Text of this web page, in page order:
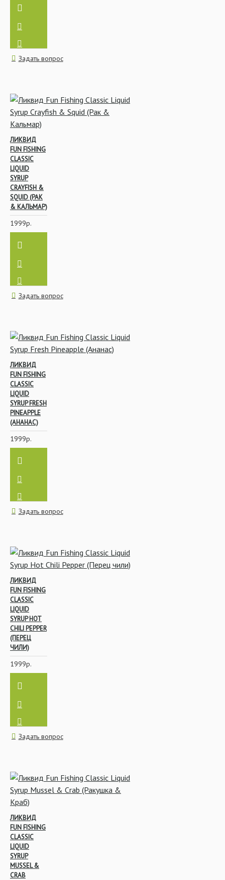
Стопора и Крепления
для насадок
Держатели
Сигнализаторы
поклёвки
Леска и Шок-Лидер
Задать вопрос
ЛИКВИД
FUN FISHING
CLASSIC
LIQUID
SYRUP
CRAYFISH &
SQUID (РАК
& КАЛЬМАР)
1999р.
Задать вопрос
ЛИКВИД
FUN FISHING
CLASSIC
LIQUID
SYRUP FRESH
PINEAPPLE
(АНАНАС)
1999р.
Задать вопрос
ЛИКВИД
FUN FISHING
CLASSIC
LIQUID
SYRUP HOT
CHILI PEPPER
(ПЕРЕЦ
ЧИЛИ)
1999р.
Задать вопрос
ЛИКВИД
FUN FISHING
CLASSIC
LIQUID
SYRUP
MUSSEL &
CRAB